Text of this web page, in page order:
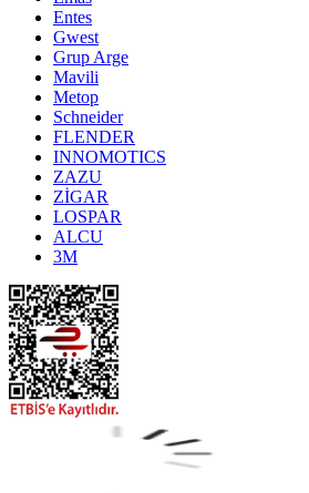
Entes
Gwest
Grup Arge
Mavili
Metop
Schneider
FLENDER
INNOMOTICS
ZAZU
ZİGAR
LOSPAR
ALCU
3M